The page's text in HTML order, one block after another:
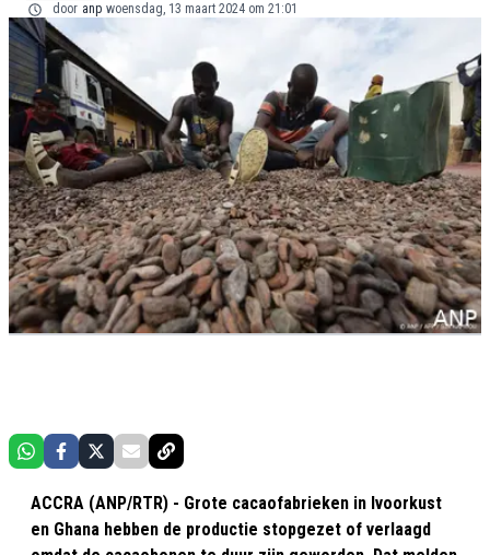
door anp woensdag, 13 maart 2024 om 21:01
ACCRA (ANP/RTR) - Grote cacaofabrieken in Ivoorkust
en Ghana hebben de productie stopgezet of verlaagd